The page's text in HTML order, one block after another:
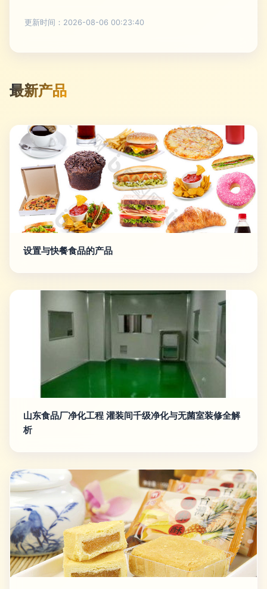
更新时间：2026-08-06 00:23:40
最新产品
设置与快餐食品的产品
山东食品厂净化工程 灌装间千级净化与无菌室装修全解
析